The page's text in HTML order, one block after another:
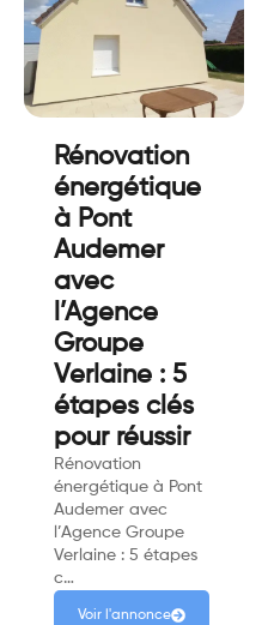
Rénovation
énergétique
à Pont
Audemer
avec
l’Agence
Groupe
Verlaine : 5
étapes clés
pour réussir
Rénovation
énergétique à Pont
Audemer avec
l’Agence Groupe
Verlaine : 5 étapes
c…
Voir l'annonce